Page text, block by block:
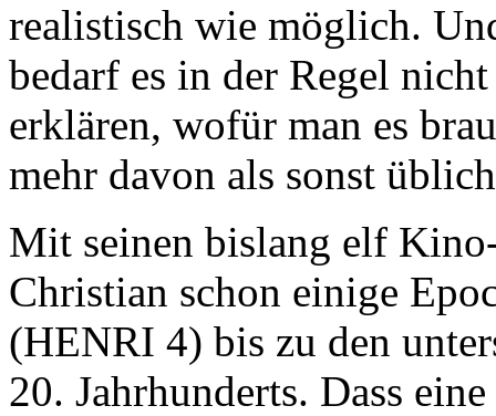
realistisch wie möglich.
bedarf es in der Regel
erklären, wofür man es
mehr davon als sonst
Mit seinen bislang elf
Christian schon einige
(HENRI 4) bis zu den
20. Jahrhunderts. Dass